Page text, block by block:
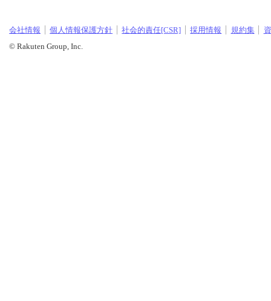
会社情報 個人情報保護方針 社会的責任[CSR] 採用情報 規約集
© Rakuten Group, Inc.